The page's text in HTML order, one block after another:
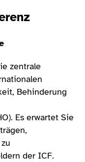
zentrale
Behinderung
Es erwartet Sie
der ICF.